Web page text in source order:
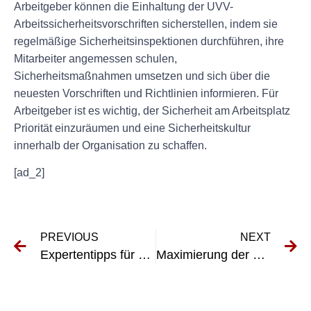
Arbeitgeber können die Einhaltung der UVV-
Arbeitssicherheitsvorschriften sicherstellen, indem sie
regelmäßige Sicherheitsinspektionen durchführen, ihre
Mitarbeiter angemessen schulen,
Sicherheitsmaßnahmen umsetzen und sich über die
neuesten Vorschriften und Richtlinien informieren. Für
Arbeitgeber ist es wichtig, der Sicherheit am Arbeitsplatz
Priorität einzuräumen und eine Sicherheitskultur
innerhalb der Organisation zu schaffen.
[ad_2]
PREVIOUS
Expertentipps für das erfolgreiche Bestehen der UVV-Prüfung für Wagenheber-Geräte
NEXT
Maximierung der Effizienz elektrischer Sicherheitsprüfungen mit dem Messgerät Fluke DGUV V3